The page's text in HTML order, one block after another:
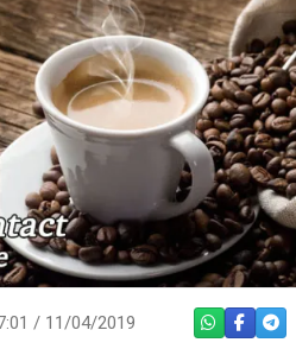
/ 11/04/2019 WHATSAPP